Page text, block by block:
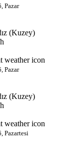
Pazar
(Kuzey)
Pazar
(Kuzey)
Pazartesi